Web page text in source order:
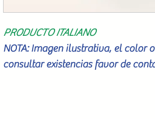
PRODUCTO ITALIANO
NOTA: Imagen ilustrativa, el color
consultar existencias favor de